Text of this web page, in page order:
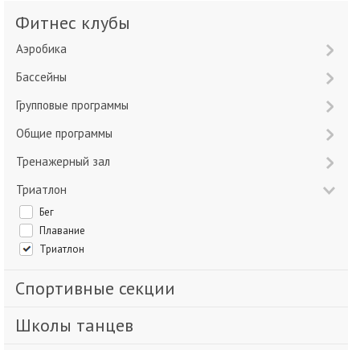
Фитнес клубы
Аэробика
Бассейны
Групповые программы
Общие программы
Тренажерный зал
Триатлон
Бег
Плавание
Триатлон
Спортивные секции
Школы танцев